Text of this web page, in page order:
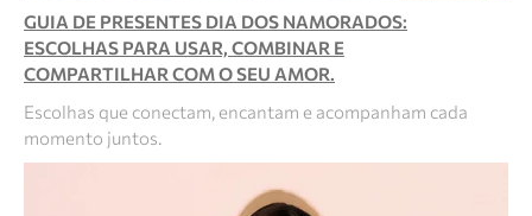
GUIA DE PRESENTES DIA DOS NAMORADOS:
ESCOLHAS PARA USAR, COMBINAR E
COMPARTILHAR COM O SEU AMOR.
Escolhas que conectam, encantam e acompanham cada
momento juntos.